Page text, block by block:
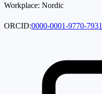
Workplace: Nordic
ORCID:0000-0001-9770-7931